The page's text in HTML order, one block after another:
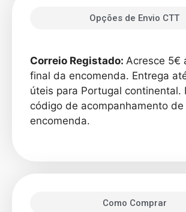
Opções de Envio CTT
Correio Registado: Acresce 5€
final da encomenda. Entrega
úteis para Portugal continental.
código de acompanhamento de
encomenda.
Como Comprar